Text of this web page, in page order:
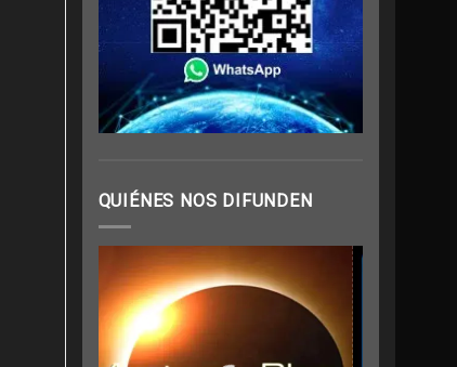
QUIÉNES NOS DIFUNDEN